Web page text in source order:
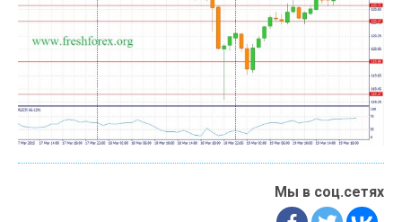
Мы в соц.сетях